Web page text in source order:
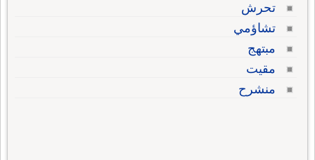
تحرش
تشاؤمي
مبتهج
مقيت
منشرح